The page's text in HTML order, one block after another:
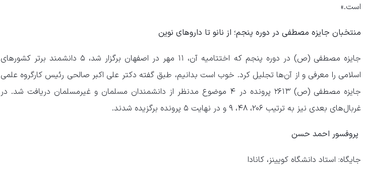
است.»
منتخبان جایزه مصطفی در دوره پنجم؛ از نانو تا دارو‌های نوین
جایزه مصطفی (ص) در دوره پنجم که اختتامیه آن، ۱۱ مهر در اصفهان برگزار شد، ۵ دانشمند برتر کشور‌های
اسلامی را معرفی و از آن‌ها تجلیل کرد. خوب است بدانیم، طبق گفته دکتر علی اکبر صالحی رئیس کارگروه علمی
جایزه مصطفی (ص) ۲۶۱۳ پرونده در ۴ موضوع مدنظر از دانشمندان مسلمان و غیرمسلمان دریافت شد. در
غربال‌های بعدی نیز به ترتیب ۲۰۶، ۴۸، ۹ و در نهایت ۵ پرونده برگزیده شدند.
پروفسور احمد حسن
جایگاه: استاد دانشگاه کویینز، کانادا